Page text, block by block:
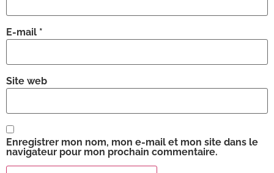
E-mail *
Site web
Enregistrer mon nom, mon e-mail et mon site dans le
navigateur pour mon prochain commentaire.